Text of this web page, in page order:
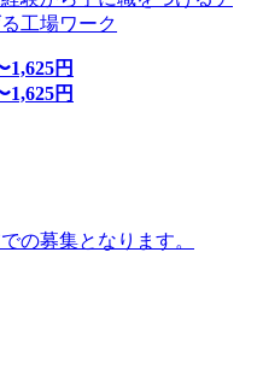
工場ワーク
1,625円
1,625円
の募集となります。